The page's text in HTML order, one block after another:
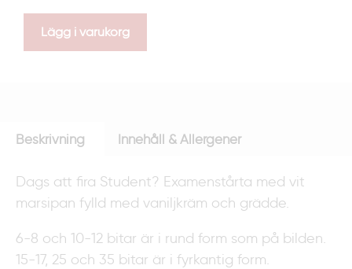
Lägg i varukorg
Beskrivning Innehåll & Allergener
Dags att fira Student? Examenstårta med vit
marsipan fylld med vaniljkräm och grädde.
6-8 och 10-12 bitar är i rund form som på bilden.
15-17, 25 och 35 bitar är i fyrkantig form.